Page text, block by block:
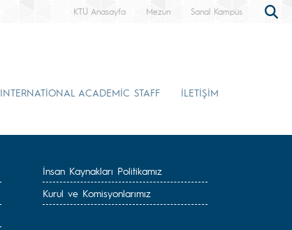
KTÜ Anasayfa Mezun Sanal Kampüs
INTERNATİONAL ACADEMİC STAFF İLETİŞİM
İnsan Kaynakları Politikamız
Kurul ve Komisyonlarımız